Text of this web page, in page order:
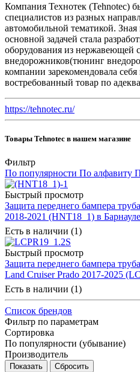
Компания Технотек (Tehnotec)
специалистов из разных
автомобильной тематикой.
основной задачей стала
оборудования из нержавеющей
внедорожников(тюнинг
компании зарекомендовала
востребованный товар по
https://tehnotec.ru/
Товары Tehnotec в нашем магазине
Фильтр
По популярности По алфавиту
Быстрый просмотр
Защита переднего бампера
2018-2021 (HNT18_1) в Барнауле
Есть в наличии (1)
Быстрый просмотр
Защита переднего бампера
Land Cruiser Prado 2017-2025
Есть в наличии (1)
Список брендов
Фильтр по параметрам
Сортировка
По популярности (убывание)
Производитель
Сбросить